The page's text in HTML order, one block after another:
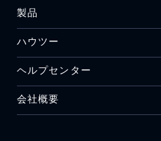
製品
ハウツー
ヘルプセンター
会社概要